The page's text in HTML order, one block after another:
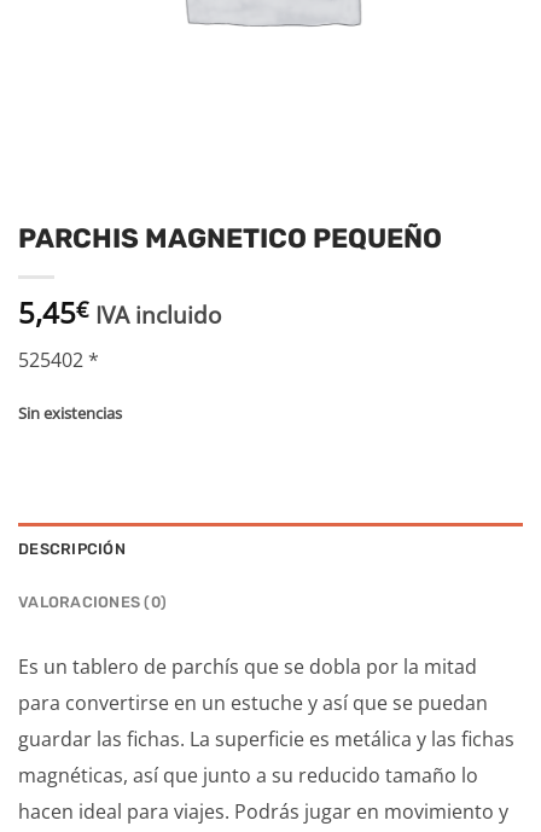
PARCHIS MAGNETICO PEQUEÑO
5,45€ IVA incluido
525402 *
Sin existencias
DESCRIPCIÓN
VALORACIONES (0)
Es un tablero de parchís que se dobla por la mitad
para convertirse en un estuche y así que se puedan
guardar las fichas. La superficie es metálica y las fichas
magnéticas, así que junto a su reducido tamaño lo
hacen ideal para viajes. Podrás jugar en movimiento y